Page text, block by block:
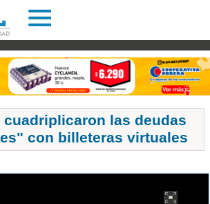
cuadriplicaron las deudas
con billeteras virtuales